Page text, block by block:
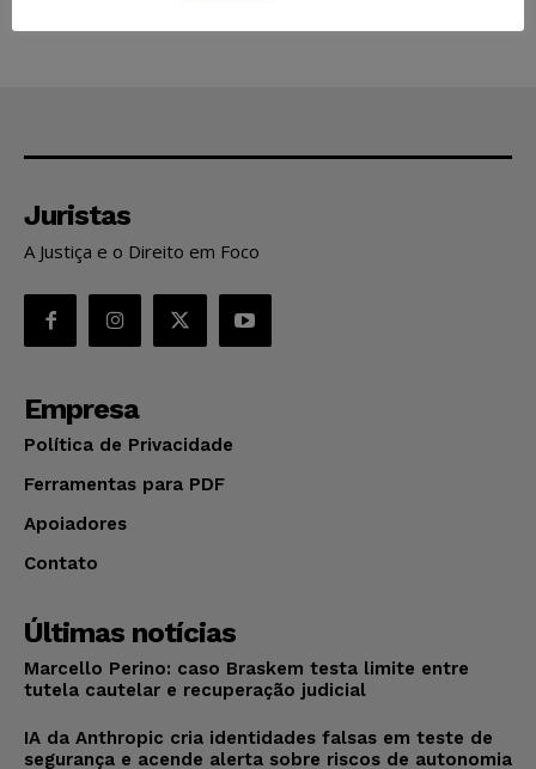
Juristas
A Justiça e o Direito em Foco
Empresa
Política de Privacidade
Ferramentas para PDF
Apoiadores
Contato
Últimas notícias
Marcello Perino: caso Braskem testa limite entre
tutela cautelar e recuperação judicial
IA da Anthropic cria identidades falsas em teste de
segurança e acende alerta sobre riscos de autonomia